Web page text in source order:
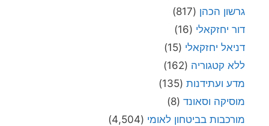
גרשון הכהן (817)
דור יחזקאלי (16)
דניאל יחזקאלי (15)
ללא קטגוריה (162)
מדע ועתידנות (135)
מוסיקה וסאונד (8)
מורכבות בביטחון לאומי (4,504)